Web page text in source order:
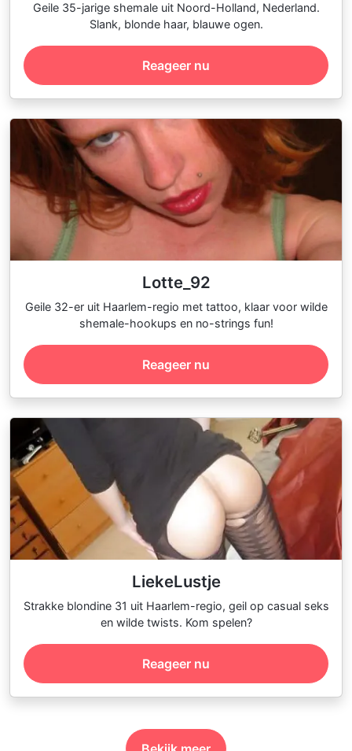
Geile 35-jarige shemale uit Noord-Holland, Nederland.
Slank, blonde haar, blauwe ogen.
Reageer nu
Lotte_92
Geile 32-er uit Haarlem-regio met tattoo, klaar voor wilde
shemale-hookups en no-strings fun!
Reageer nu
LiekeLustje
Strakke blondine 31 uit Haarlem-regio, geil op casual seks
en wilde twists. Kom spelen?
Reageer nu